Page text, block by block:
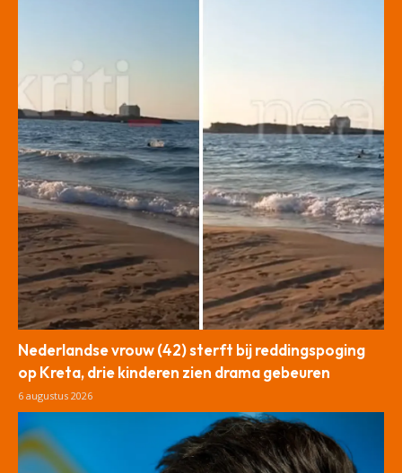
Nederlandse vrouw (42) sterft bij reddingspoging
op Kreta, drie kinderen zien drama gebeuren
6 augustus 2026